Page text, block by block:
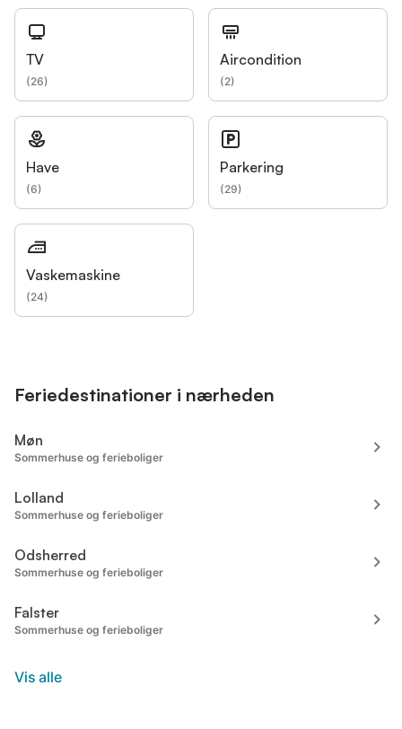
TV
(26)
Aircondition
(2)
Have
(6)
Parkering
(29)
Vaskemaskine
(24)
Feriedestinationer i nærheden
Møn
Sommerhuse og ferieboliger
Lolland
Sommerhuse og ferieboliger
Odsherred
Sommerhuse og ferieboliger
Falster
Sommerhuse og ferieboliger
Vis alle